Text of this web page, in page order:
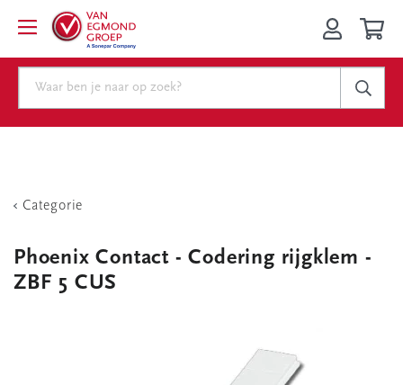
Categorie
Phoenix Contact - Codering rijgklem -
ZBF 5 CUS